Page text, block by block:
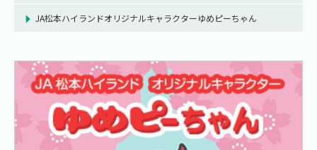
JA松本ハイランドオリジナルキャラクターゆめピーちゃん